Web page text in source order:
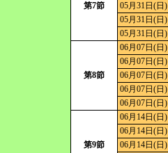
第7節
05月31日(日)
05月31日(日)
05月31日(日)
第8節
06月07日(日)
06月07日(日)
06月07日(日)
06月07日(日)
06月07日(日)
第9節
06月14日(日)
06月14日(日)
06月14日(日)